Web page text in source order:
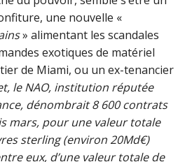
une nouvelle «
» alimentant les scandales
exotiques de matériel
de Miami, ou un ex-tenancier
le NAO, institution réputée
dénombrait 8 600 contrats
mars, pour une valeur totale
sterling (environ 20Md€)
eux, d’une valeur totale de